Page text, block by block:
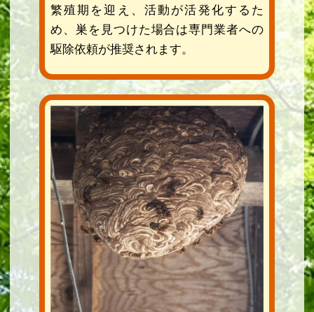
繁殖期を迎え、活動が活発化するた
め、巣を見つけた場合は専門業者への
駆除依頼が推奨されます。